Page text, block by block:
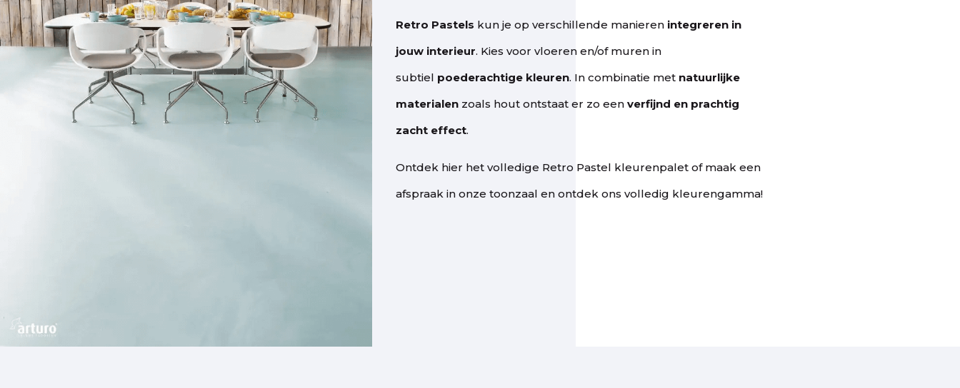
Retro Pastels kun je op verschillende manierenintegreren in
jouw interieur. Kies voor vloeren en/of muren in
subtiel poederachtige kleuren. In combinatie met natuurlijke
materialenzoals hout ontstaat er zo een verfijnd en prachtig
zacht effect.
Ontdek hier het volledige Retro Pastel kleurenpalet of maak een
afspraak in onze toonzaal en ontdek ons volledig kleurengamma!